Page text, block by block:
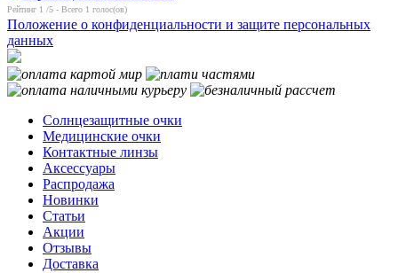
Рейтинг 1 /5 - Всего 1 голос(ов)
Положение о конфиденциальности и защите персональных
данных
Солнцезащитные очки
Медицинские очки
Контактные линзы
Аксессуары
Распродажа
Новинки
Статьи
Акции
Отзывы
Доставка